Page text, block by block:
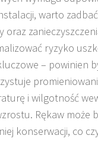
warto
ryzyko
– powinien
i wilgotność
Rękaw może
konserwacji, co